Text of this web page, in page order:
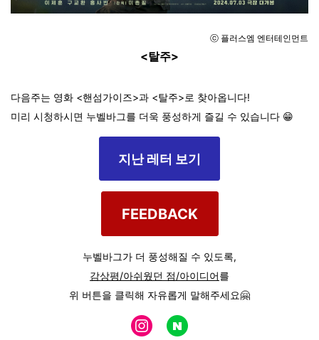
ⓒ 플러스엠 엔터테인먼트
<탈주>
다음주는 영화 <핸섬가이즈>과 <탈주>로 찾아옵니다!
미리 시청하시면 누벨바그를 더욱 풍성하게 즐길 수 있습니다 😁
지난 레터 보기
FEEDBACK
누벨바그가 더 풍성해질 수 있도록,
감상평/아쉬웠던 점/아이디어를
위 버튼을 클릭해 자유롭게 말해주세요🤗